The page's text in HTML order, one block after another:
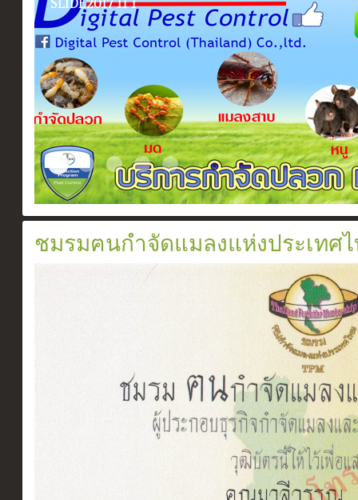
Slide2017 11 1
Certificateระบบวางท่อกำจัดปลวกตามเเนวคาน
สเปรย์ยากำจัดปลวก
อัดน้ำยาเข้าท่อ
ชมรมฅนกำจัดแมลงแห่งประเทศ